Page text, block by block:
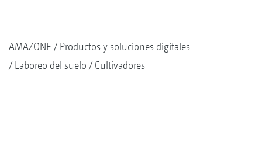
AMAZONE
Productos y soluciones digitales
Laboreo del suelo
Cultivadores